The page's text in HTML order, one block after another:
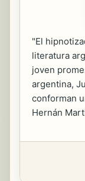
"El
literatura
joven
argentina,
conforman
Hernán